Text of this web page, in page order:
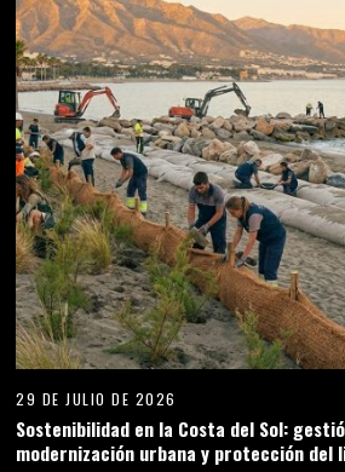
29 DE JULIO DE 2026
Sostenibilidad en la Costa del Sol:
modernización urbana y protección del